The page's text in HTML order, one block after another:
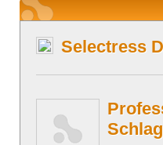
Selectress